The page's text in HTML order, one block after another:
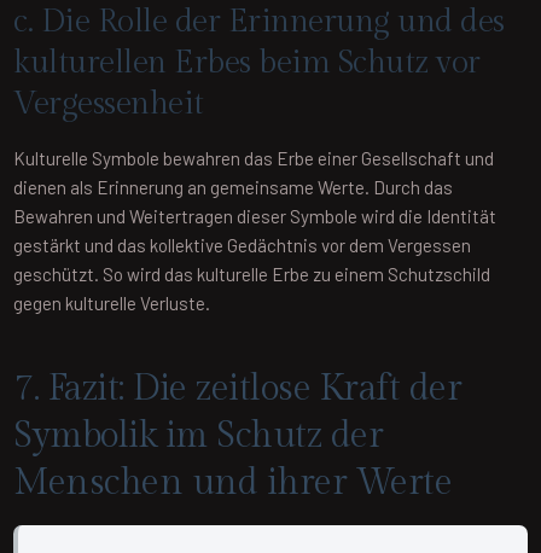
c. Die Rolle der Erinnerung und des
kulturellen Erbes beim Schutz vor
Vergessenheit
Kulturelle Symbole bewahren das Erbe einer Gesellschaft und
dienen als Erinnerung an gemeinsame Werte. Durch das
Bewahren und Weitertragen dieser Symbole wird die Identität
gestärkt und das kollektive Gedächtnis vor dem Vergessen
geschützt. So wird das kulturelle Erbe zu einem Schutzschild
gegen kulturelle Verluste.
7. Fazit: Die zeitlose Kraft der
Symbolik im Schutz der
Menschen und ihrer Werte